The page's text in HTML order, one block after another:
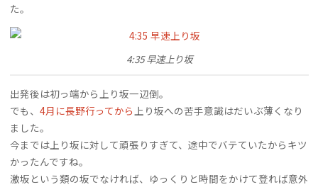
た。
4:35 早速上り坂
出発後は初っ端から上り坂一辺倒。
でも、 4月に長野行ってから上り坂への苦手意識はだいぶ薄くなり
ました。
今までは上り坂に対して頑張りすぎて、途中でバテていたからキツ
かったんですね。
激坂という類の坂でなければ、ゆっくりと時間をかけて登れば意外